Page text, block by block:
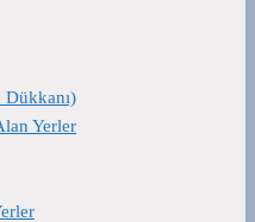
Yerler